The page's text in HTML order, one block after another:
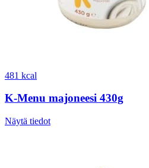
481 kcal
K-Menu majoneesi 430g
Näytä tiedot